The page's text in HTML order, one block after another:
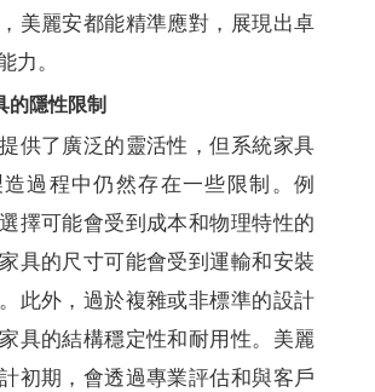
美麗安都能精準應對，展現出卓
力。
的隱性限制
供了廣泛的靈活性，但系統家具
過程中仍然存在一些限制。例
擇可能會受到成本和物理特性的
具的尺寸可能會受到運輸和安裝
此外，過於複雜或非標準的設計
具的結構穩定性和耐用性。美麗
初期，會透過專業評估和與客戶